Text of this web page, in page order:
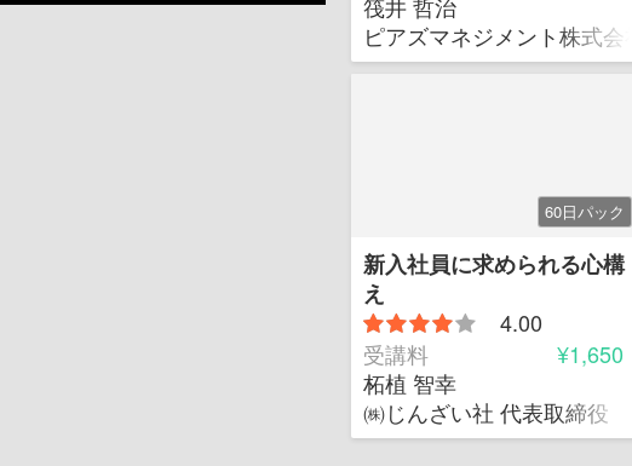
ピアズマネジメント株式会社
60日パック
新入社員に求められる心構
え
4.00
受講料
¥1,650
柘植 智幸
㈱じんざい社 代表取締役